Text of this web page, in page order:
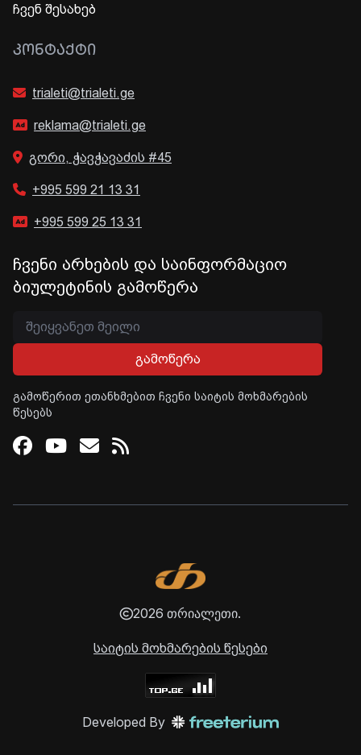
ჩვენ შესახებ
ᲙᲝᲜᲢᲐᲥᲢᲘ
trialeti@trialeti.ge
reklama@trialeti.ge
გორი, ჭავჭავაძის #45
+995 599 21 13 31
+995 599 25 13 31
ჩვენი არხების და საინფორმაციო
ბიულეტინის გამოწერა
გამოწერა
გამოწერით ეთანხმებით ჩვენი საიტის მოხმარების
წესებს
Facebook
Youtube
Email
RSS
2026 თრიალეთი.
საიტის მოხმარების წესები
Developed By